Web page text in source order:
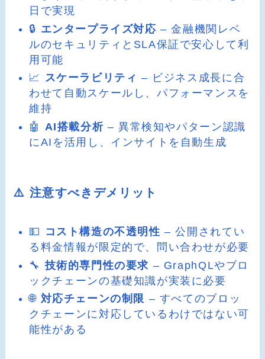
日で実現
🔒 エンタープライズ対応 – 金融機関レベ
ルのセキュリティとSLA保証で安心して利
用可能
📈 スケーラビリティ – ビジネス成長に合
わせて自動スケールし、パフォーマンスを
維持
🤖 AI搭載分析 – 異常検知やパターン認識
にAIを活用し、インサイトを自動生成
⚠️ 注意すべきデメリット
💵 コスト構造の不透明性 – 公開されてい
る料金情報が限定的で、問い合わせが必要
🔧 技術的専門性の要求 – GraphQLやブロ
ックチェーンの基礎知識が実装に必要
🌐 対応チェーンの制限 – すべてのブロッ
クチェーンに対応しているわけではない可
能性がある